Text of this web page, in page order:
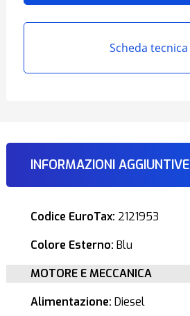
Scheda tecnica
INFORMAZIONI AGGIUNTIVE
Codice EuroTax: 2121953
Colore Esterno: Blu
MOTORE E MECCANICA
Alimentazione: Diesel